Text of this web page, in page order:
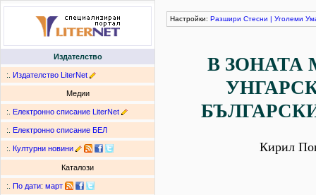
Издателство
:. Издателство LiterNet
Медии
:. Електронно списание LiterNet
:. Електронно списание БЕЛ
:. Културни новини
Каталози
:. По дати: март
Настройки: Разшири Стесни | Уголеми
В ЗОНАТА
Кирил